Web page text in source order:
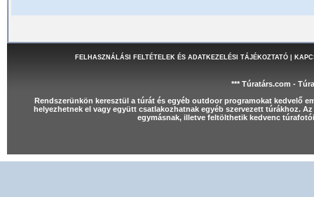
FELHASZNÁLÁSI FELTÉTELEK ÉS ADATKEZELÉSI TÁJÉKOZTATÓ|
*** Túratárs.com -
Rendszerünkön keresztül a túrát és egyéb outdoor programokat kedvelő
helyezhetnek el vagy együtt csatlakozhatnak egyéb szervezett túrákhoz.
egymásnak, illetve feltölthetik kedvenc